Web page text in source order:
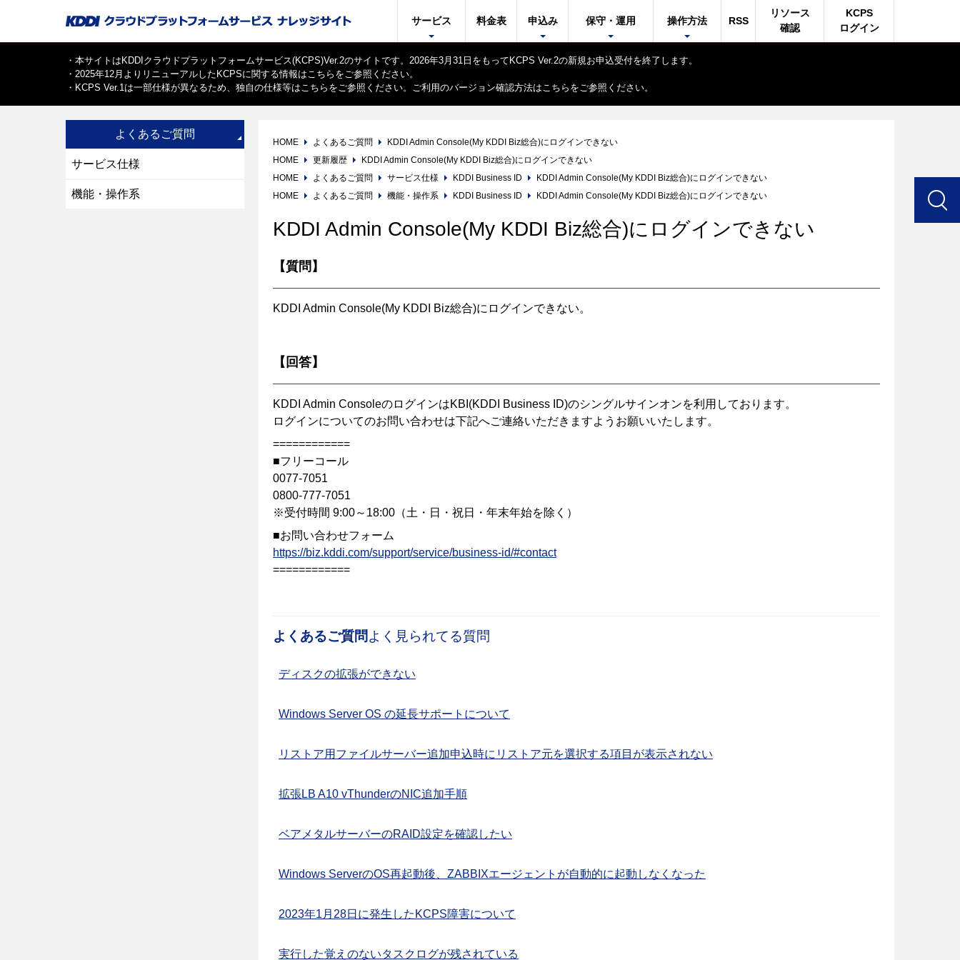
サービス 料金表 申込み 保守・運用 操作方法 RSS
リソース
確認
KCPS
ログイン
・本サイトはKDDIクラウドプラットフォームサービス(KCPS)Ver.2のサイトです。2026年3月31日をもってKCPS Ver.2の新規お申込受付を終了します。
・2025年12月よりリニューアルしたKCPSに関する情報はこちら をご参照ください。
・KCPS Ver.1は一部仕様が異なるため、独自の仕様等はこちら をご参照ください。ご利用のバージョン確認方法はこちら をご参照ください。
HOME よくあるご質問
KDDI Admin Console(My KDDI Biz総合)にログインできない
HOME
更新履歴
KDDI Admin Console(My KDDI Biz総合)にログインできない
HOME
よくあるご質問 サービス仕様 KDDI Business ID
KDDI Admin Console(My KDDI Biz総合)にログインできない
HOME
よくあるご質問 機能・操作系 KDDI Business ID KDDI Admin Console(My KDDI Biz総合)にログインできない
KDDI Admin Console(My KDDI Biz総合)にログインできない
【質問】
KDDI Admin Console(My KDDI Biz総合)にログインできない。
【回答】
KDDI Admin ConsoleのログインはKBI(KDDI Business ID)のシングルサインオンを利用しております。
ログインについてのお問い合わせは下記へご連絡いただきますようお願いいたします。
============
■フリーコール
0077-7051
0800-777-7051
※受付時間 9:00～18:00（土・日・祝日・年末年始を除く）
■お問い合わせフォーム
https://biz.kddi.com/support/service/business-id/#contact
============
よくあるご質問よく見られてる質問
ディスクの拡張ができない
Windows Server OS の延長サポートについて
リストア用ファイルサーバー追加申込時にリストア元を選択する項目が表示されない
拡張LB A10 vThunderのNIC追加手順
ベアメタルサーバーのRAID設定を確認したい
Windows ServerのOS再起動後、ZABBIXエージェントが自動的に起動しなくなった
2023年1月28日に発生したKCPS障害について
実行した覚えのないタスクログが残されている
よくあるご質問
サービス仕様
機能・操作系